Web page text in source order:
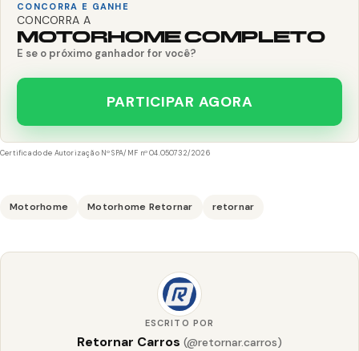
CONCORRA E GANHE
CONCORRA A
MOTORHOME COMPLETO
E se o próximo ganhador for você?
PARTICIPAR AGORA
Certificado de Autorização Nº SPA/MF nº 04.050732/2026
Motorhome Motorhome Retornar retornar
ESCRITO POR
Retornar Carros (@retornar.carros)